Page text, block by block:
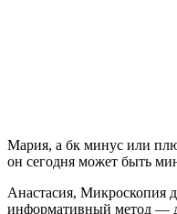
Мария, а бк минус или
он сегодня может быть
Анастасия, Микроскопия
информативный метод —